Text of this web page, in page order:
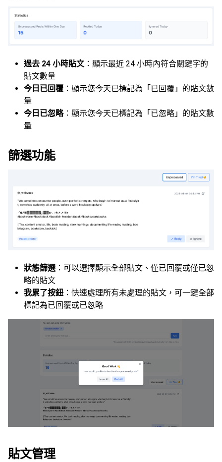
過去 24 小時貼文 ：顯示最近 24 小時內符合關鍵字的
貼文數量
今日已回覆 ：顯示您今天已標記為「已回覆」的貼文數
量
今日已忽略：顯示您今天已標記為「已忽略」的貼文數
量
篩選功能
狀態篩選 ：可以選擇顯示全部貼文、僅已回覆或僅已忽
略的貼文
我累了按鈕 ：快速處理所有未處理的貼文，可一鍵全部
標記為已回覆或已忽略
貼文管理